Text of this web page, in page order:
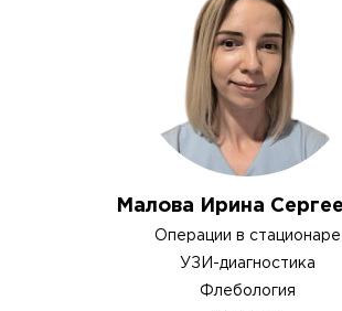
Малова Ирина
Операции в стационаре
УЗИ-диагностика
Флебология